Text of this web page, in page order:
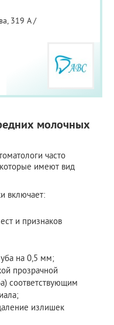
319 А /
молочных
часто
имеют вид
включает:
и признаков
на 0,5 мм;
прозрачной
соответствующим
излишек